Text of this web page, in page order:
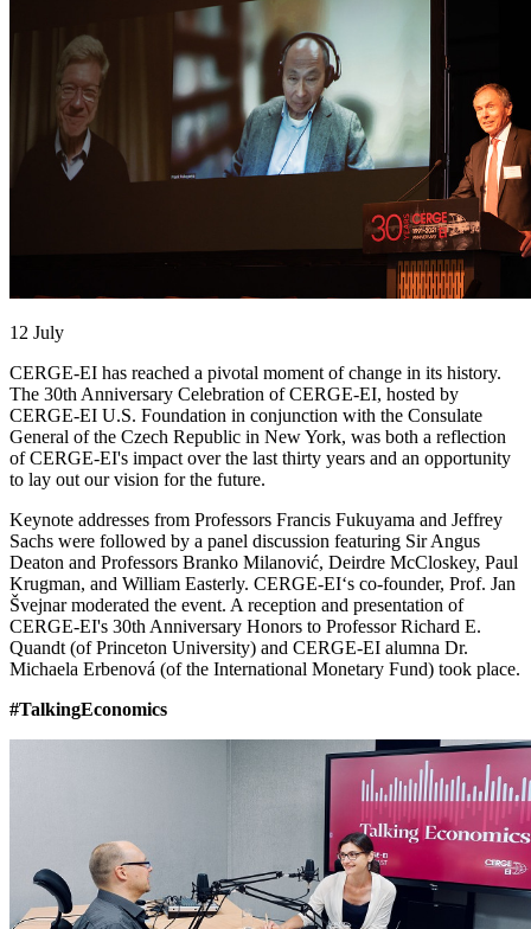
12 July
CERGE-EI has reached a pivotal moment of change in its history.
The 30th Anniversary Celebration of CERGE-EI, hosted by
CERGE-EI U.S. Foundation in conjunction with the Consulate
General of the Czech Republic in New York, was both a reflection
of CERGE-EI's impact over the last thirty years and an opportunity
to lay out our vision for the future.
Keynote addresses from Professors Francis Fukuyama and Jeffrey
Sachs were followed by a panel discussion featuring Sir Angus
Deaton and Professors Branko Milanović, Deirdre McCloskey, Paul
Krugman, and William Easterly. CERGE-EI‘s co-founder, Prof. Jan
Švejnar moderated the event. A reception and presentation of
CERGE-EI's 30th Anniversary Honors to Professor Richard E.
Quandt (of Princeton University) and CERGE-EI alumna Dr.
Michaela Erbenová (of the International Monetary Fund) took place.
#TalkingEconomics